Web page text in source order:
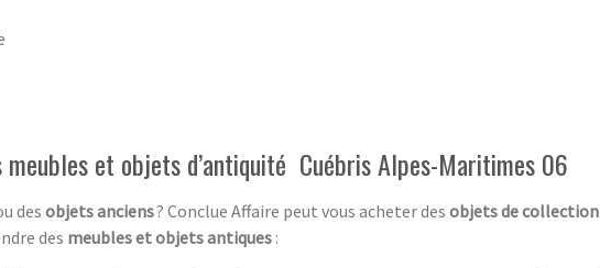
meubles et objets d’antiquité Cuébris Alpes-Maritimes 06
desobjets anciens? Conclue Affaire peut vous acheter des objets de collection
des meubles et objets antiques :